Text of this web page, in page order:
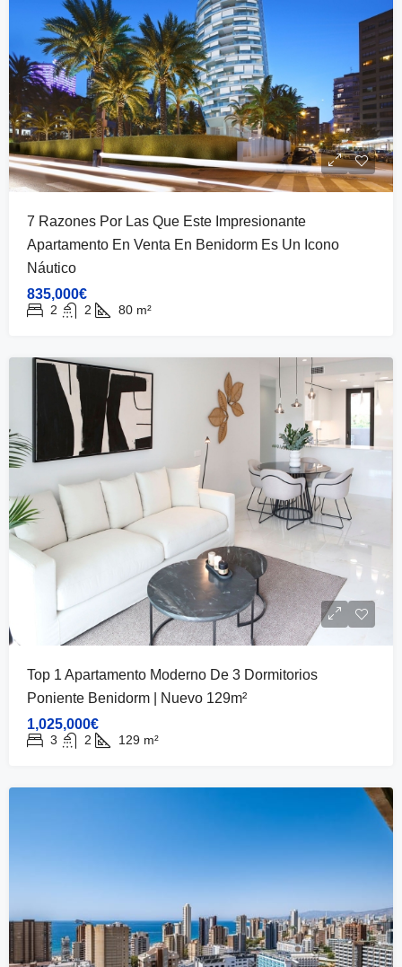
7 Razones Por Las Que Este Impresionante
Apartamento En Venta En Benidorm Es Un Icono
Náutico
835,000€
2 2 80 m²
Top 1 Apartamento Moderno De 3 Dormitorios
Poniente Benidorm | Nuevo 129m²
1,025,000€
3 2 129 m²